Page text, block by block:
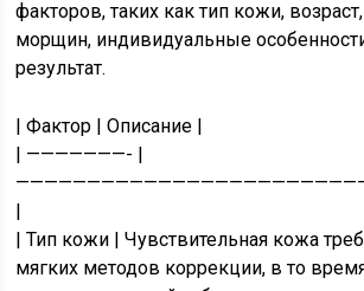
факторов, таких как тип кожи,
морщин, индивидуальные
результат.
| Фактор | Описание |
| ———————- |
|
| Тип кожи | Чувствительная кожа
мягких методов коррекции, в то